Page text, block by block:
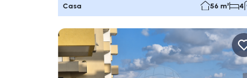
Casa 56 m² 4